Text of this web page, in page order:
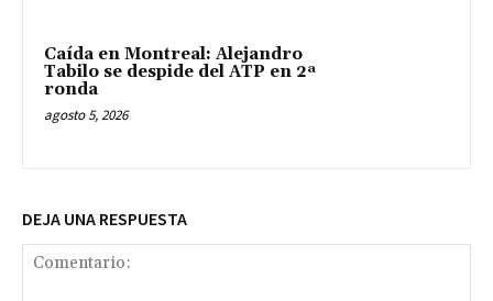
Caída en Montreal: Alejandro
Tabilo se despide del ATP en 2ª
ronda
agosto 5, 2026
DEJA UNA RESPUESTA